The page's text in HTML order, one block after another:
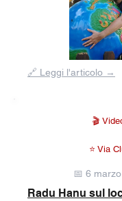
dalla
galleria
🔗 Leggi l'articolo →
🎬
⭐ Via
📅 6
Radu Hanu sul